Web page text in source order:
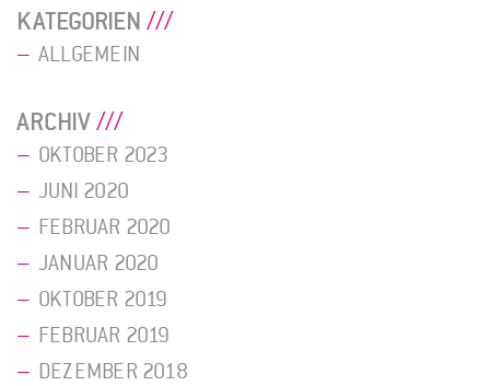
KATEGORIEN
ALLGEMEIN
ARCHIV
OKTOBER 2023
JUNI 2020
FEBRUAR 2020
JANUAR 2020
OKTOBER 2019
FEBRUAR 2019
DEZEMBER 2018